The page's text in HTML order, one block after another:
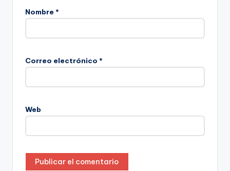
Nombre *
Correo electrónico *
Web